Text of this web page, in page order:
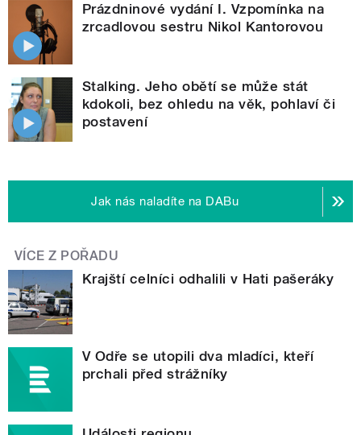
Prázdninové vydání I. Vzpomínka na
zrcadlovou sestru Nikol Kantorovou
Stalking. Jeho obětí se může stát
kdokoli, bez ohledu na věk, pohlaví či
postavení
Jak nás naladíte na DABu
VÍCE Z POŘADU
Krajští celníci odhalili v Hati pašeráky
V Odře se utopili dva mladíci, kteří
prchali před strážníky